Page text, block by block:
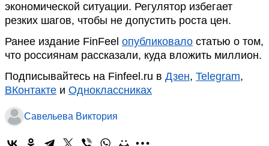
экономической ситуации. Регулятор избегает
резких шагов, чтобы не допустить роста цен.
Ранее издание FinFeel опубликовало статью о том,
что россиянам рассказали, куда вложить миллион.
Подписывайтесь на Finfeel.ru в Дзен, Telegram,
ВКонтакте и Одноклассниках
Савельева Виктория